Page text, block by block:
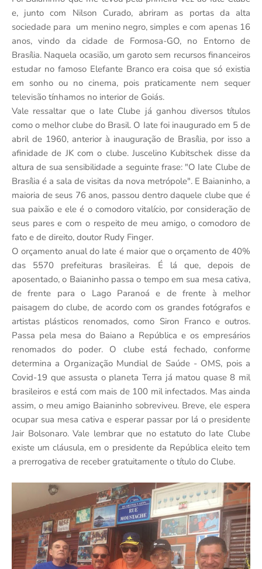
e, junto com Nilson Curado, abriram as portas da alta
sociedade para um menino negro, simples e com apenas 16
anos, vindo da cidade de Formosa-GO, no Entorno de
Brasília. Naquela ocasião, um garoto sem recursos financeiros
estudar no famoso Elefante Branco era coisa que só existia
em sonho ou no cinema, pois praticamente nem sequer
televisão tínhamos no interior de Goiás.
Vale ressaltar que o Iate Clube já ganhou diversos títulos
como o melhor clube do Brasil. O Iate foi inaugurado em 5 de
abril de 1960, anterior à inauguração de Brasília, por isso a
afinidade de JK com o clube. Juscelino Kubitschek disse da
altura de sua sensibilidade a seguinte frase: "O Iate Clube de
Brasília é a sala de visitas da nova metrópole". E Baianinho, a
maioria de seus 76 anos, passou dentro daquele clube que é
sua paixão e ele é o comodoro vitalício, por consideração de
seus pares e com o respeito de meu amigo, o comodoro de
fato e de direito, doutor Rudy Finger.
O orçamento anual do Iate é maior que o orçamento de 40%
das 5570 prefeituras brasileiras. É lá que, depois de
aposentado, o Baianinho passa o tempo em sua mesa cativa,
de frente para o Lago Paranoá e de frente à melhor
paisagem do clube, de acordo com os grandes fotógrafos e
artistas plásticos renomados, como Siron Franco e outros.
Passa pela mesa do Baiano a República e os empresários
renomados do poder. O clube está fechado, conforme
determina a Organização Mundial de Saúde - OMS, pois a
Covid-19 que assusta o planeta Terra já matou quase 8 mil
brasileiros e está com mais de 100 mil infectados. Mas ainda
assim, o meu amigo Baianinho sobreviveu. Breve, ele espera
ocupar sua mesa cativa e esperar passar por lá o presidente
Jair Bolsonaro. Vale lembrar que no estatuto do Iate Clube
existe um cláusula, em o presidente da República eleito tem
a prerrogativa de receber gratuitamente o título do Clube.